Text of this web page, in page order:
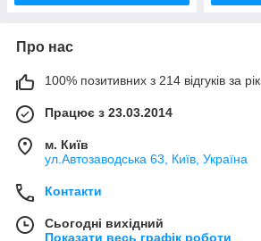
Про нас
100% позитивних з 214 відгуків за рік
Працює з 23.03.2014
м. Київ
ул.Автозаводська 63, Київ, Україна
Контакти
Сьогодні вихідний
Показати весь графік роботи